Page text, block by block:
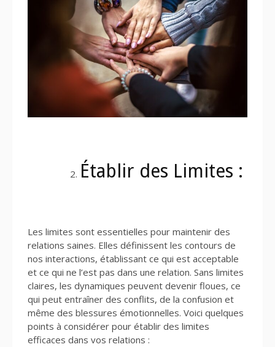
Établir des Limites :
Les limites sont essentielles pour maintenir des
relations saines. Elles définissent les contours de
nos interactions, établissant ce qui est acceptable
et ce qui ne l’est pas dans une relation. Sans limites
claires, les dynamiques peuvent devenir floues, ce
qui peut entraîner des conflits, de la confusion et
même des blessures émotionnelles. Voici quelques
points à considérer pour établir des limites
efficaces dans vos relations :